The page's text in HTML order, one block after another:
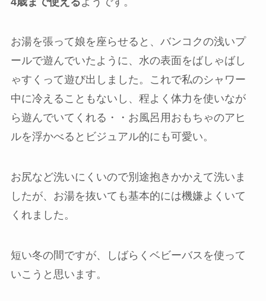
お湯を張って娘を座らせると、バンコクの浅いプ
ールで遊んでいたように、水の表面をばしゃばし
ゃすくって遊び出しました。これで私のシャワー
中に冷えることもないし、程よく体力を使いなが
ら遊んでいてくれる・・お風呂用おもちゃのアヒ
ルを浮かべるとビジュアル的にも可愛い。
お尻など洗いにくいので別途抱きかかえて洗いま
したが、お湯を抜いても基本的には機嫌よくいて
くれました。
短い冬の間ですが、しばらくベビーバスを使って
いこうと思います。